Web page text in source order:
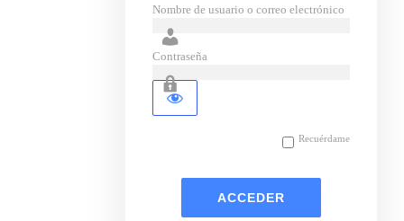
Nombre de usuario o correo electrónico
Contraseña
Recuérdame